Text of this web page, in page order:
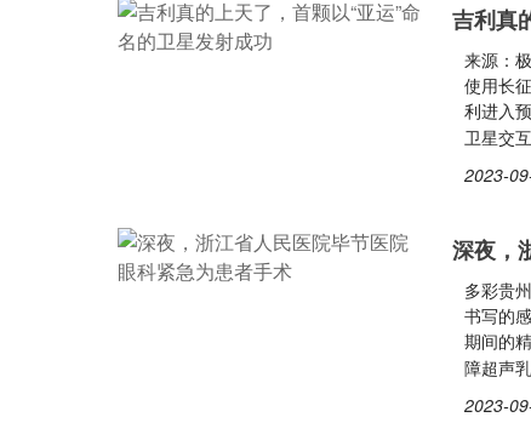
吉利真
来源：
使用长
利进入
卫星交
2023-
深夜，
多彩贵
书写的
期间的
障超声
2023-